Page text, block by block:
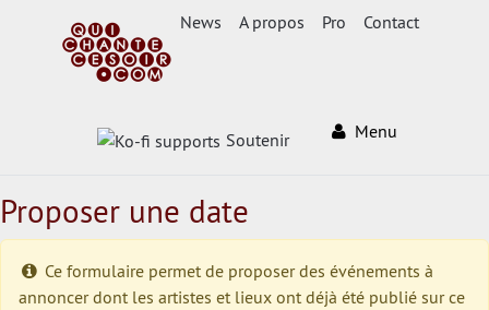
News A propos Pro Contact
Soutenir Menu
Proposer une date
Ce formulaire permet de proposer des événements à
annoncer dont les artistes et lieux ont déjà été publié sur ce